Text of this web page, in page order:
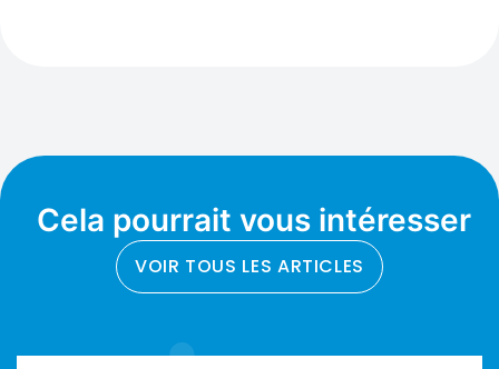
Cela pourrait vous intéresser
VOIR TOUS LES ARTICLES